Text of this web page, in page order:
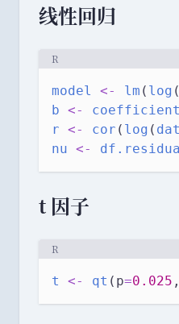
线性回归
R
model <- lm ( log (
b <-
r <- cor ( log (
nu <-
t 因子
R
t <- qt (p=0.025